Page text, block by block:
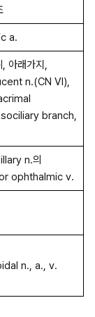
a.
아래가지,
n.(CN VI),
branch,
n.의
ophthalmic v.
n., a., v.